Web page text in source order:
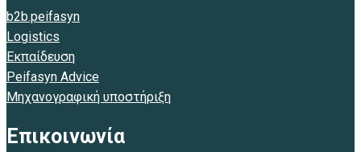
b2b.peifasyn
Logistics
Εκπαίδευση
Peifasyn Advice
Μηχανογραφική υποστήριξη
Επικοινωνία